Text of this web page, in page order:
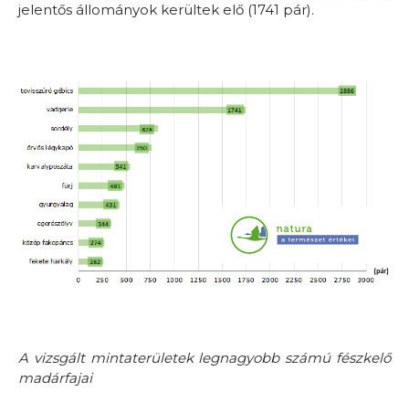
jelentős állományok kerültek elő (1741 pár).
A vizsgált mintaterületek legnagyobb számú fészkelő
madárfajai